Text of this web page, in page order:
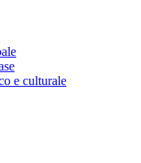
e culturale